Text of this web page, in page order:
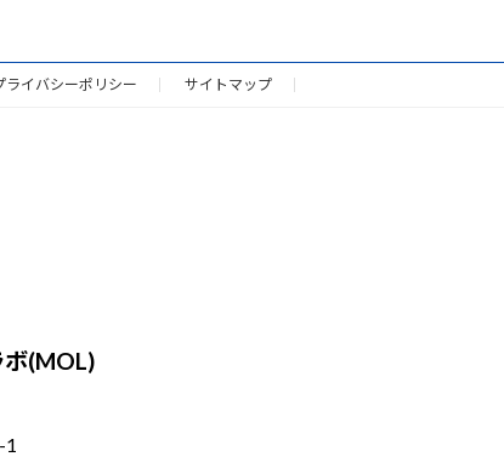
ライバシーポリシー サイトマップ
(MOL)
1